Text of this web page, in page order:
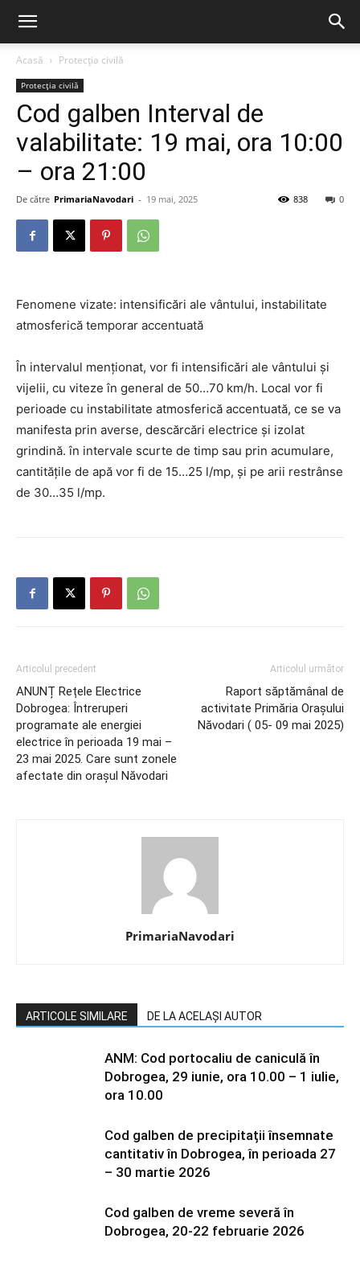
Acasă Protecția civilă
Protecția civilă
Cod galben Interval de
valabilitate: 19 mai, ora 10:00
– ora 21:00
De către PrimariaNavodari - 19 mai, 2025 0
838
Fenomene vizate: intensificări ale vântului, instabilitate
atmosferică temporar accentuată
În intervalul menționat, vor fi intensificări ale vântului și
vijelii, cu viteze în general de 50…70 km/h. Local vor fi
perioade cu instabilitate atmosferică accentuată, ce se va
manifesta prin averse, descărcări electrice și izolat
grindină. în intervale scurte de timp sau prin acumulare,
cantitățile de apă vor fi de 15…25 l/mp, și pe arii restrânse
de 30…35 l/mp.
Articolul precedent
ANUNȚ Rețele Electrice
Dobrogea: Întreruperi
programate ale energiei
electrice în perioada 19 mai –
23 mai 2025. Care sunt zonele
afectate din orașul Năvodari
Articolul următor
Raport săptămânal de
activitate Primăria Orașului
Năvodari ( 05- 09 mai 2025)
PrimariaNavodari
ARTICOLE SIMILARE DE LA ACELAȘI AUTOR
ANM: Cod portocaliu de caniculă în
Dobrogea, 29 iunie, ora 10.00 – 1 iulie,
ora 10.00
Cod galben de precipitații însemnate
cantitativ în Dobrogea, în perioada 27
– 30 martie 2026
Cod galben de vreme severă în
Dobrogea, 20-22 februarie 2026